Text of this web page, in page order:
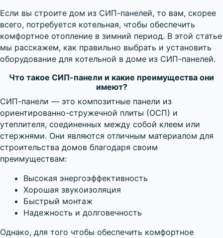
Если вы строите дом из СИП-панелей, то вам, скорее
всего, потребуется котельная, чтобы обеспечить
комфортное отопление в зимний период. В этой статье
мы расскажем, как правильно выбрать и установить
оборудование для котельной в доме из СИП-панелей.
Что такое СИП-панели и какие преимущества они
имеют?
СИП-панели — это композитные панели из
ориентированно-стружечной плиты (ОСП) и
утеплителя, соединенных между собой клеем или
стержнями. Они являются отличным материалом для
строительства домов благодаря своим
преимуществам:
Высокая энергоэффективность
Хорошая звукоизоляция
Быстрый монтаж
Надежность и долговечность
Однако, для того чтобы обеспечить комфортное